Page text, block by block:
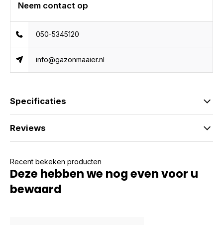
Neem contact op
050-5345120
info@gazonmaaier.nl
Specificaties
Reviews
Recent bekeken producten
Deze hebben we nog even voor u
bewaard